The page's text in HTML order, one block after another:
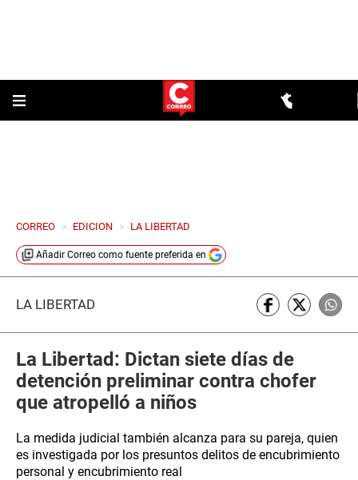
CORREO > EDICION > LA LIBERTAD
Añadir Correo como fuente preferida en
LA LIBERTAD
La Libertad: Dictan siete días de
detención preliminar contra chofer
que atropelló a niños
La medida judicial también alcanza para su pareja, quien
es investigada por los presuntos delitos de encubrimiento
personal y encubrimiento real